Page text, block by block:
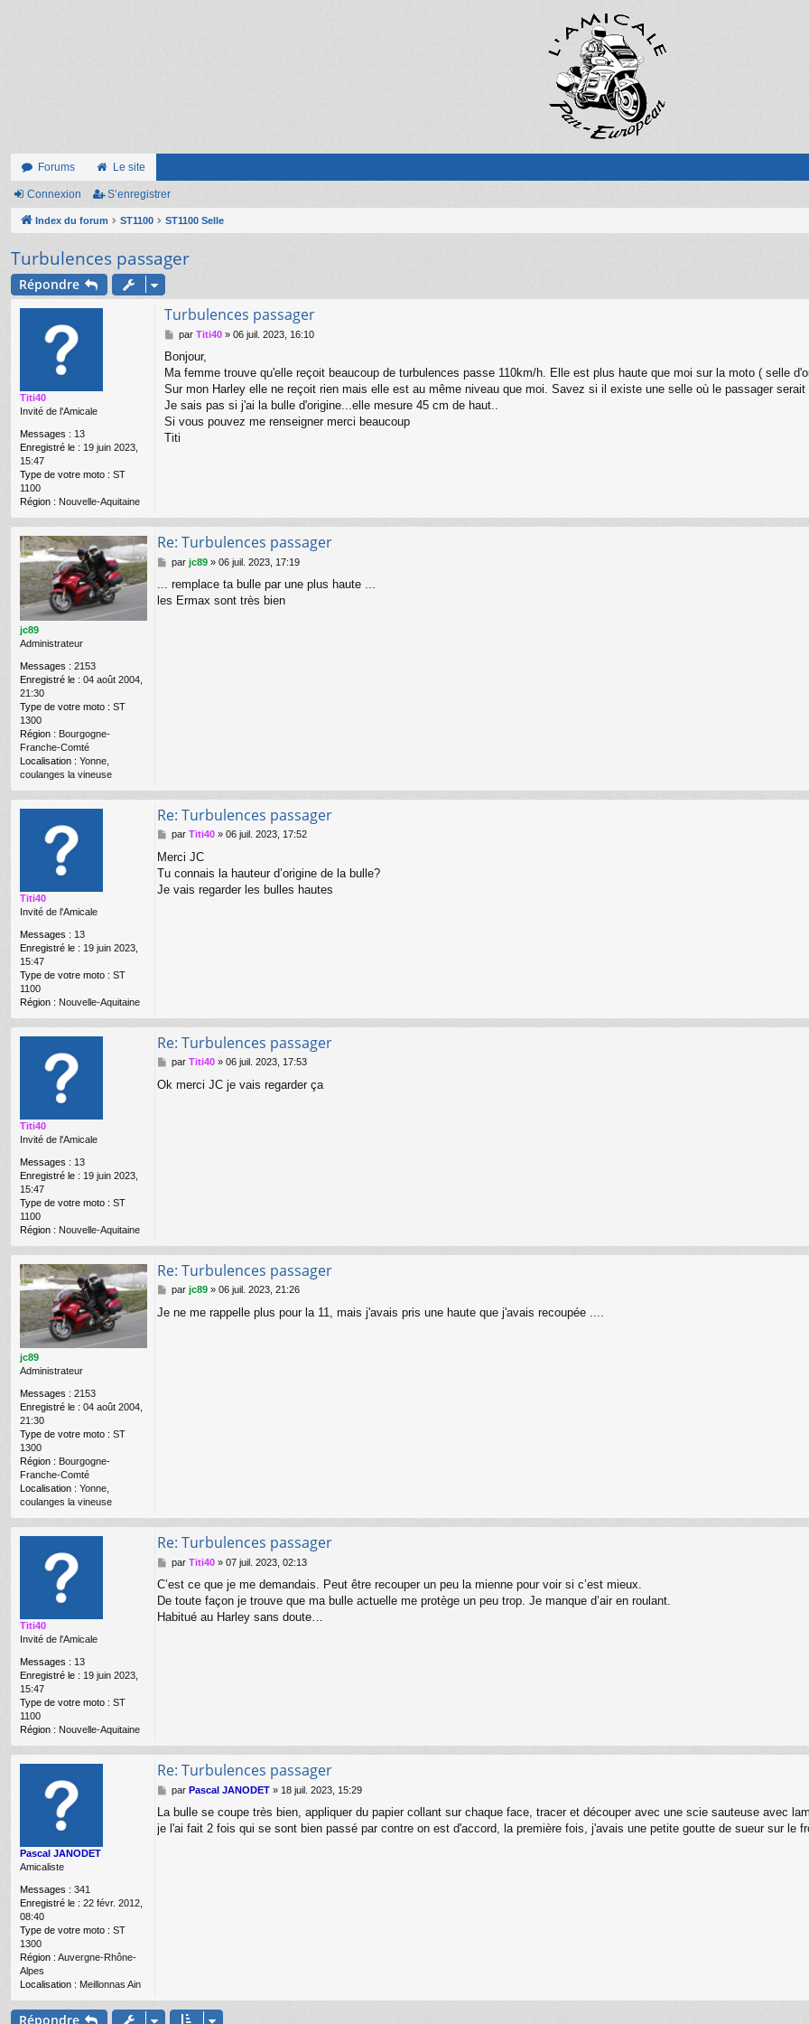
Forums Le site
Connexion S’enregistrer
Index du forum ST1100 ST1100 Selle
Turbulences passager
Répondre
Titi40
Invité de l'Amicale
Messages : 13
Enregistré le : 19 juin 2023,
15:47
Type de votre moto : ST
1100
Région : Nouvelle-Aquitaine
Turbulences passager
M
s
s
a
g
par Titi40» 06 juil. 2023, 16:10
Bonjour,
Ma femme trouve qu'elle reçoit beaucoup de turbulences passe 110km/h. Elle est plus haute que moi sur la moto ( selle
Sur mon Harley elle ne reçoit rien mais elle est au même niveau que moi. Savez si il existe une selle où le passager
Je sais pas si j'ai la bulle d'origine...elle mesure 45 cm de haut..
Si vous pouvez me renseigner merci beaucoup
Titi
jc89
Administrateur
Messages : 2153
Enregistré le : 04 août 2004,
21:30
Type de votre moto : ST
1300
Région : Bourgogne-
Franche-Comté
Localisation : Yonne,
coulanges la vineuse
Re: Turbulences passager
M
s
s
par jc89» 06 juil. 2023, 17:19
... remplace ta bulle par une plus haute ...
les Ermax sont très bien
Titi40
Invité de l'Amicale
Messages : 13
Enregistré le : 19 juin 2023,
15:47
Type de votre moto : ST
1100
Région : Nouvelle-Aquitaine
Re: Turbulences passager
M
s
s
a
par Titi40» 06 juil. 2023, 17:52
Merci JC
Tu connais la hauteur d’origine de la bulle?
Je vais regarder les bulles hautes
Titi40
Invité de l'Amicale
Messages : 13
Enregistré le : 19 juin 2023,
15:47
Type de votre moto : ST
1100
Région : Nouvelle-Aquitaine
Re: Turbulences passager
M
s
par Titi40» 06 juil. 2023, 17:53
Ok merci JC je vais regarder ça
jc89
Administrateur
Messages : 2153
Enregistré le : 04 août 2004,
21:30
Type de votre moto : ST
1300
Région : Bourgogne-
Franche-Comté
Localisation : Yonne,
coulanges la vineuse
Re: Turbulences passager
M
s
par jc89» 06 juil. 2023, 21:26
Je ne me rappelle plus pour la 11, mais j'avais pris une haute que j'avais recoupée ....
Titi40
Invité de l'Amicale
Messages : 13
Enregistré le : 19 juin 2023,
15:47
Type de votre moto : ST
1100
Région : Nouvelle-Aquitaine
Re: Turbulences passager
M
s
s
a
par Titi40» 07 juil. 2023, 02:13
C’est ce que je me demandais. Peut être recouper un peu la mienne pour voir si c’est mieux.
De toute façon je trouve que ma bulle actuelle me protège un peu trop. Je manque d’air en roulant.
Habitué au Harley sans doute…
Pascal JANODET
Amicaliste
Messages : 341
Enregistré le : 22 févr. 2012,
08:40
Type de votre moto : ST
1300
Région : Auvergne-Rhône-
Alpes
Localisation : Meillonnas Ain
Re: Turbulences passager
M
s
s
par Pascal JANODET» 18 juil. 2023, 15:29
La bulle se coupe très bien, appliquer du papier collant sur chaque face, tracer et découper avec une scie sauteuse avec
je l'ai fait 2 fois qui se sont bien passé par contre on est d'accord, la première fois, j'avais une petite goutte de sueur sur le
Répondre